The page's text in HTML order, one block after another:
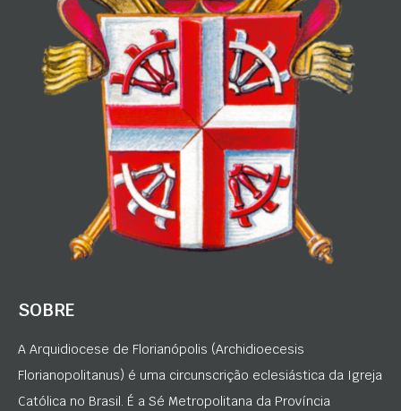
SOBRE
A Arquidiocese de Florianópolis (Archidioecesis
Florianopolitanus) é uma circunscrição eclesiástica da Igreja
Católica no Brasil. É a Sé Metropolitana da Província